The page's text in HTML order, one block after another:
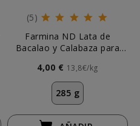
(5)
Farmina ND Lata de
Bacalao y Calabaza para
4,00 € 13,8€/kg
285 g